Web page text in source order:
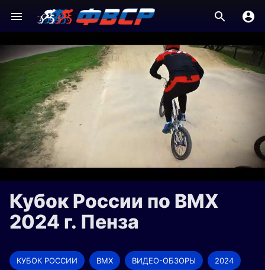
Кубок России по BMX
2024 г. Пенза
КУБОК РОССИИ BMX ВИДЕО-ОБЗОРЫ 2024